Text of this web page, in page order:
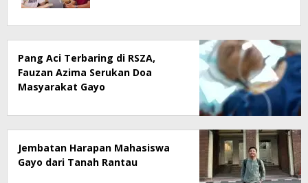
Pang Aci Terbaring di RSZA,
Fauzan Azima Serukan Doa
Masyarakat Gayo
Jembatan Harapan Mahasiswa
Gayo dari Tanah Rantau